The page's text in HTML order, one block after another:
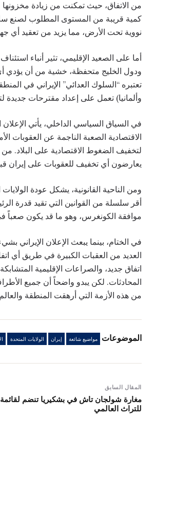
كمية قريبة من المستوى المطلوب لصنع
نووية تحت الأرض، مما يزيد من تعقيد أي
أما على الصعيد الإقليمي، تثير أنباء
ودول الخليج متحفظة، خشية من أن يؤدي أي
تعتبره “السلوك العدائي” الإيراني في
وألمانيا) تعمل على إعداد مقترحات
في السياق السياسي الداخلي، يأتي
الاقتصادية الصعبة الناجمة عن العقوبات
لتخفيف الضغوط الاقتصادية على البلاد.
يعارضون أي تخفيف للعقوبات على إيران
ومن الناحية القانونية، يشكل عودة
أقر سلسلة من القوانين التي تقيد قدرة
موافقة الكونغرس، وهو ما قد يكون صعباً
في الختام، بينما يبعث الإعلان الإيراني
العديد من العقبات الكبيرة في طريق أي
اتفاق جديد، والصراعات الإقليمية
المحادثات. لكن يبدو واضحاً أن جميع
من هذه الأزمة التي أرهقت المنطقة
الموضوعات مواضيع شائعة إيران الولايات المتحدة
المقال السابق
مغارة شولجان تاش في بشكيريا تنضم لقائمة
للتراث العالمي